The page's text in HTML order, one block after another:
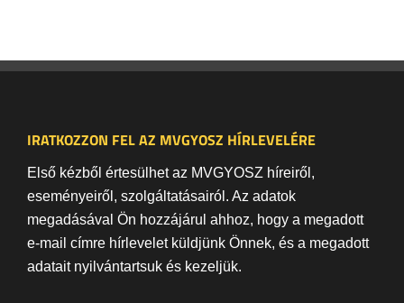
IRATKOZZON FEL AZ MVGYOSZ HÍRLEVELÉRE
Első kézből értesülhet az MVGYOSZ híreiről,
eseményeiről, szolgáltatásairól. Az adatok
megadásával Ön hozzájárul ahhoz, hogy a megadott
e-mail címre hírlevelet küldjünk Önnek, és a megadott
adatait nyilvántartsuk és kezeljük.